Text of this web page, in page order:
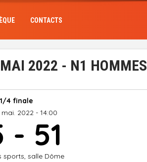
CONTACTS
2022 - N1 HOMMES
1/4 finale
2022 - 14:00
- 51
sports, salle Dôme